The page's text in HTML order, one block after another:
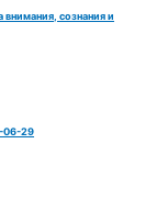
сознания и
06-29